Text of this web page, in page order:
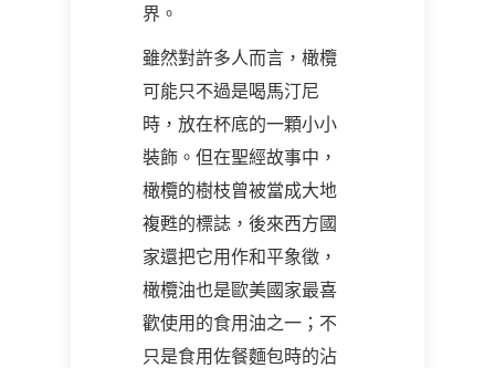
界。
雖然對許多人而言，橄欖
可能只不過是喝馬汀尼
時，放在杯底的一顆小小
裝飾。但在聖經故事中，
橄欖的樹枝曾被當成大地
複甦的標誌，後來西方國
家還把它用作和平象徵，
橄欖油也是歐美國家最喜
歡使用的食用油之一；不
只是食用佐餐麵包時的沾